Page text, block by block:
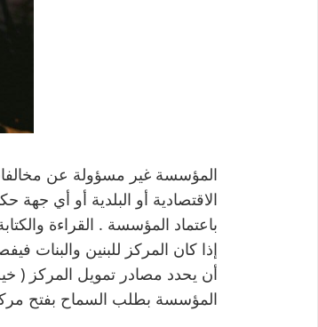
المؤسسة غير مسؤولة عن
الاقتصادية أو البلدية أو أي جهة
باعتماد المؤسسة . القراءة
إذا كان المركز للبنين والبنات
أن يحدد مصادر تمويل المركز (
المؤسسة بطلب السماح بفتح